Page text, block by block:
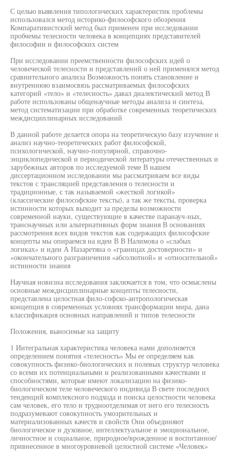
С целью выявления типологических характеристик проблемы
использовался метод историко-философского обозрения
Компаративистский метод был применен при исследовании
пробчемы телесности человека в концепциях представителей
философии и философских систем
При исследовании преемственности философских идей о
человеческой телесности и представлений о ней применялся метод
сравнительного анализа Возможность понять становление и
внутреннюю взаимосвязь рассматриваемых философских
категорий «тело» и «телесность» давал диалектический метод В
работе использованы общенаучные методы анализа и синтеза,
метод систематизации при обработке современных теоретических
междисциплинарных исследований
В данной работе делается опора на теоретическую базу изучение и
анализ научно-теоретических работ философской,
психологической, научно-популярной, справочно-
энциклопеднческой и периодической литературы отечественных и
зарубежных авторов по исследуемой теме В нашем
диссертационном исследовании мы рассматриваем все виды
текстов с трансляцией представления о телесности и
традиционные, с так называемой «жесткой логикой»
(классические философские тексты), а так же тексты, проверка
истинности которых выходит за пределы возможности
современной науки, существующие в качестве паранауч-ных,
транснаучных или альтернативных форм знания В основаниях
рассмотрения всех видов текстов как содержащих философские
концепты мы опираемся на идеи В В Налимова о «слабых
логиках» и идеи А Назаретяна о «границах достоверности» и
«окончательного разграничения «абсолютной» и «относительной»
истинности знания
Научная новизна исследования заключается в том, что осмыслены
основные междисциплинарные концепты телесности,
представлена целостная фило-софско-антропологическая
концепция в современных условиях трансформации мира, дана
классификация основных направлений и типов телесности
Положения, выносимые на защиту
1 Интегральная характеристика человека нами дополняется
определением понятия «телесность» Мы ее определяем как
совокупность физико-биологических и полевых структур человека
со всеми их потенциальными и реализованными качествами и
способностями, которые имеют локализацию на физико-
биологическом теле человеческого индивида В свете последних
тенденций комплексного подхода и поиска целостности человека
сам человек, его тело и трудноотделимая от него его телесность
подразумевают совокупность умозрительных и
материализованных качеств и свойств Они объединяют
биологическое и духовное, интеллектуальное и эмоциональное,
личностное и социальное, природное/врожденное и воспитанное/
привнесенное в многоуровневой целостной системе «Человек»